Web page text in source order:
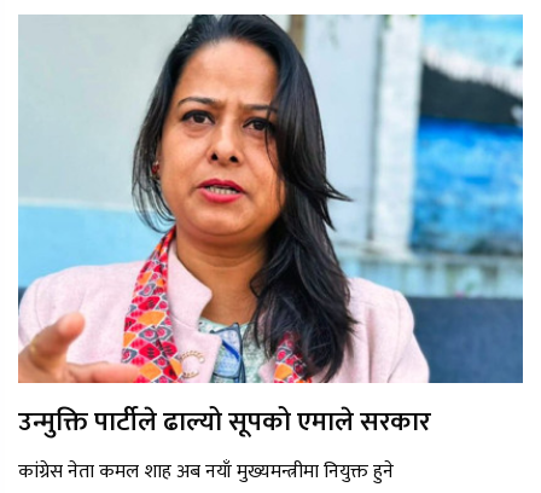
उन्मुक्ति पार्टीले ढाल्यो सूपको एमाले सरकार
कांग्रेस नेता कमल शाह अब नयाँ मुख्यमन्त्रीमा नियुक्त हुने